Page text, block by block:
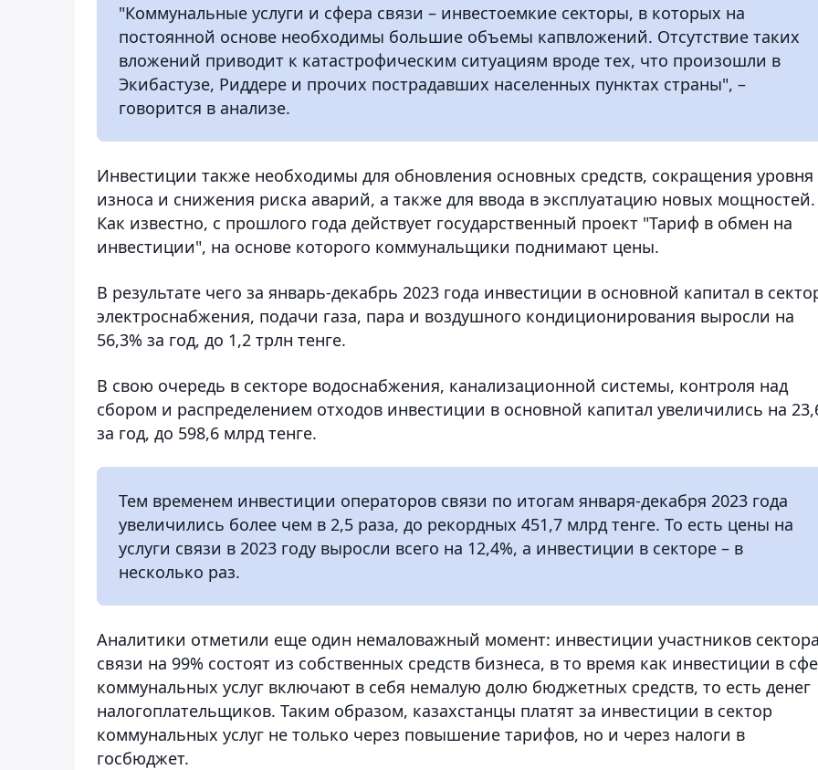
"Коммунальные услуги и сфера связи – инвестоемкие секторы, в которых на
постоянной основе необходимы большие объемы капвложений. Отсутствие таких
вложений приводит к катастрофическим ситуациям вроде тех, что произошли в
Экибастузе, Риддере и прочих пострадавших населенных пунктах страны", –
говорится в анализе.
Инвестиции также необходимы для обновления основных средств, сокращения уровня
износа и снижения риска аварий, а также для ввода в эксплуатацию новых мощностей.
Как известно, с прошлого года действует государственный проект "Тариф в обмен на
инвестиции", на основе которого коммунальщики поднимают цены.
В результате чего за январь-декабрь 2023 года инвестиции в основной капитал в
электроснабжения, подачи газа, пара и воздушного кондиционирования выросли на
56,3% за год, до 1,2 трлн тенге.
В свою очередь в секторе водоснабжения, канализационной системы, контроля над
сбором и распределением отходов инвестиции в основной капитал увеличились на
за год, до 598,6 млрд тенге.
Тем временем инвестиции операторов связи по итогам января-декабря 2023 года
увеличились более чем в 2,5 раза, до рекордных 451,7 млрд тенге. То есть цены на
услуги связи в 2023 году выросли всего на 12,4%, а инвестиции в секторе – в
несколько раз.
Аналитики отметили еще один немаловажный момент: инвестиции участников сектора
связи на 99% состоят из собственных средств бизнеса, в то время как инвестиции в
коммунальных услуг включают в себя немалую долю бюджетных средств, то есть денег
налогоплательщиков. Таким образом, казахстанцы платят за инвестиции в сектор
коммунальных услуг не только через повышение тарифов, но и через налоги в
госбюджет.